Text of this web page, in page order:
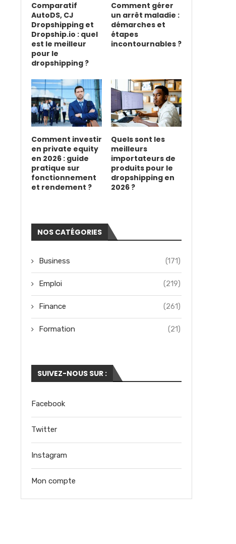
Comparatif
AutoDS, CJ
Dropshipping et
Dropship.io : quel
est le meilleur
pour le
dropshipping ?
Comment gérer
un arrêt maladie :
démarches et
étapes
incontournables ?
Comment investir
en private equity
en 2026 : guide
pratique sur
fonctionnement
et rendement ?
Quels sont les
meilleurs
importateurs de
produits pour le
dropshipping en
2026 ?
NOS CATÉGORIES
Business (171)
Emploi (219)
Finance (261)
Formation (21)
SUIVEZ-NOUS SUR :
Facebook
Twitter
Instagram
Mon compte